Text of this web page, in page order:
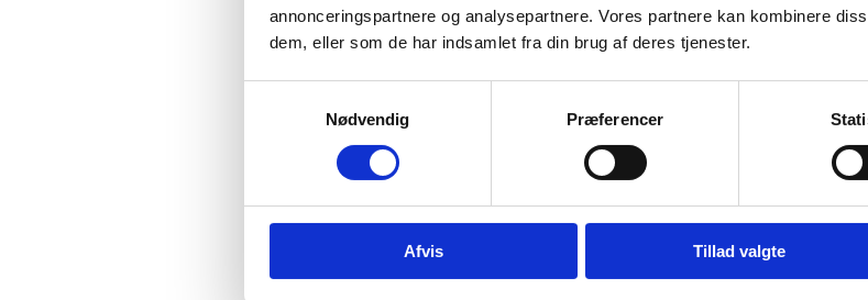
annonceringspartnere og analysepartnere. Vores partnere kan kombinere
dem, eller som de har indsamlet fra din brug af deres tjenester.
Nødvendig Præferencer
Afvis Tillad valgte
Studerende har mulighed for at få rabat på